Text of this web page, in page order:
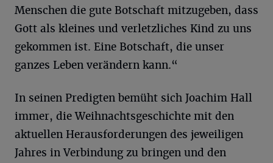
Menschen die gute Botschaft mitzugeben, dass
Gott als kleines und verletzliches Kind zu uns
gekommen ist. Eine Botschaft, die unser
ganzes Leben verändern kann.“
In seinen Predigten bemüht sich Joachim Hall
immer, die Weihnachtsgeschichte mit den
aktuellen Herausforderungen des jeweiligen
Jahres in Verbindung zu bringen und den